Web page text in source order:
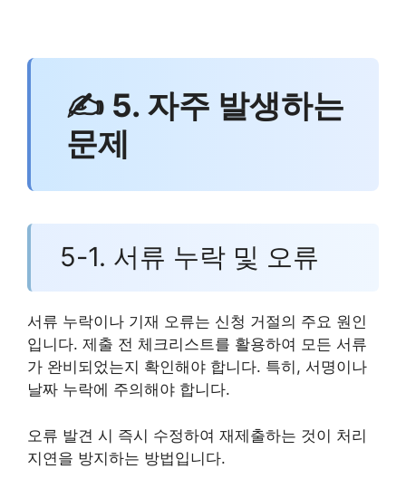
✍ 5. 자주 발생하는
문제
5-1. 서류 누락 및 오류
서류 누락이나 기재 오류는 신청 거절의 주요 원인
입니다. 제출 전 체크리스트를 활용하여 모든 서류
가 완비되었는지 확인해야 합니다. 특히, 서명이나
날짜 누락에 주의해야 합니다.
오류 발견 시 즉시 수정하여 재제출하는 것이 처리
지연을 방지하는 방법입니다.